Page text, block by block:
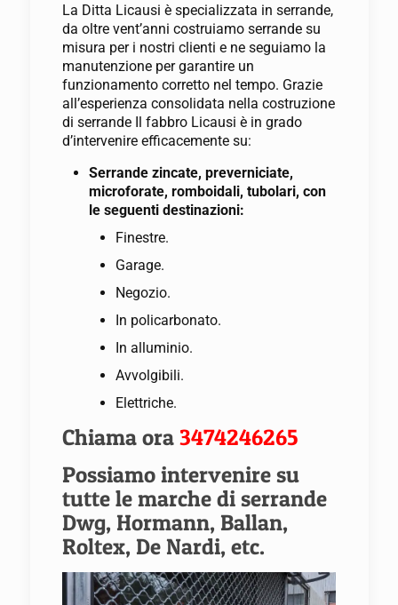
La Ditta Licausi è specializzata in serrande,
da oltre vent’anni costruiamo serrande su
misura per i nostri clienti e ne seguiamo la
manutenzione per garantire un
funzionamento corretto nel tempo. Grazie
all’esperienza consolidata nella costruzione
di serrande Il fabbro Licausi è in grado
d’intervenire efficacemente su:
Serrande zincate, preverniciate,
microforate, romboidali, tubolari, con
le seguenti destinazioni:
Finestre.
Garage.
Negozio.
In policarbonato.
In alluminio.
Avvolgibili.
Elettriche.
Chiama ora 3474246265
Possiamo intervenire su
tutte le marche di serrande
Dwg, Hormann, Ballan,
Roltex, De Nardi, etc.